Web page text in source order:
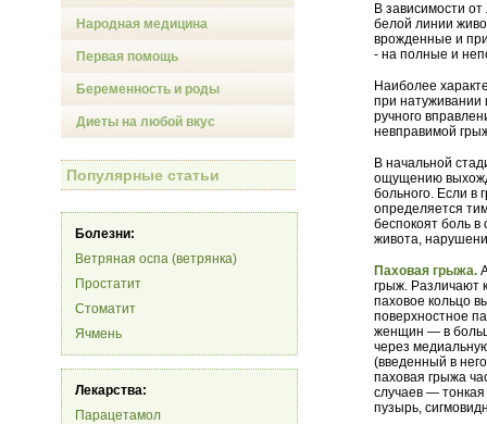
Народная медицина
Первая помощь
Беременность и роды
Диеты на любой вкус
Популярные статьи
Болезни:
Ветряная оспа (ветрянка)
Простатит
Стоматит
Ячмень
Лекарства:
Парацетамол
В зависимости
белой линии
врожденные и
- на полные и
Наиболее
при
ручного
невправимой
В начальной
ощущению
больного. Если в
определяется
беспокоят боль
живота,
Паховая грыжа.
грыж. Различают
паховое кольцо
поверхностное
женщин — в
через
(введенный в
паховая грыжа
случаев —
пузырь,